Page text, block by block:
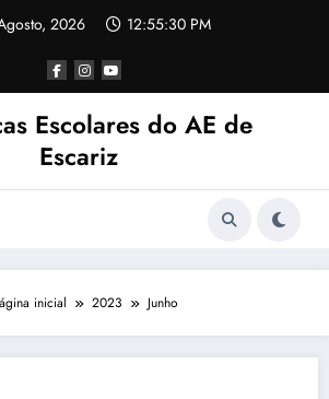
2026 12:55:31 PM
Escolares do AE de
Escariz
inicial 2023 Junho